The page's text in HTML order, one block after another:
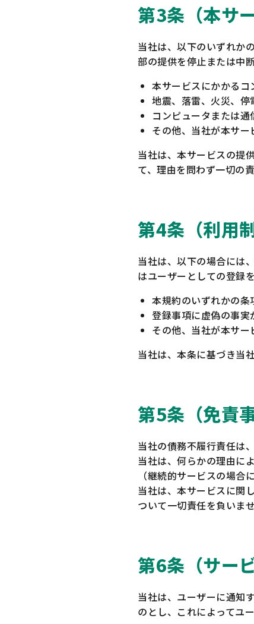
第3条（本サ
当社は、以下のいずれか
部の提供を停止または中
本サービスにかかる
地震、落雷、火災、
コンピュータまたは
その他、当社が本サ
当社は、本サービスの提
て、理由を問わず一切の
第4条（利用
当社は、以下の場合には
はユーザーとしての登録
本規約のいずれかの
登録事項に虚偽の事
その他、当社が本サ
当社は、本条に基づき当
第5条（免責事
当社の債務不履行責任は
当社は、何らかの理由に
（継続的サービスの場合
当社は、本サービスに関
ついて一切責任を負いませ
第6条（サー
当社は、ユーザーに通知
のとし、これによってユ